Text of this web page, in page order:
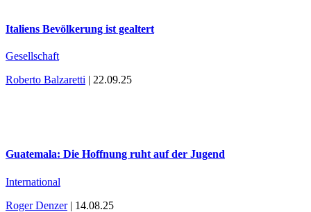
Italiens Bevölkerung ist gealtert
Gesellschaft
Roberto Balzaretti | 22.09.25
Guatemala: Die Hoffnung ruht auf der Jugend
International
Roger Denzer| 14.08.25